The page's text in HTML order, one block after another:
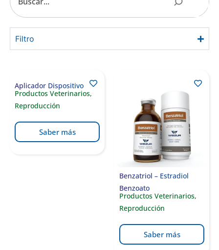
Filtro
Aplicador Dispositivo
Productos Veterinarios,
Reproducción
Saber más
Benzatriol – Estradiol
Benzoato
Productos Veterinarios,
Reproducción
Saber más